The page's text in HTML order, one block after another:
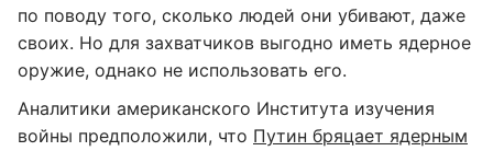
по поводу того, сколько людей они убивают, даже
своих. Но для захватчиков выгодно иметь ядерное
оружие, однако не использовать его.
Аналитики американского Института изучения
войны предположили, что Путин бряцает ядерным